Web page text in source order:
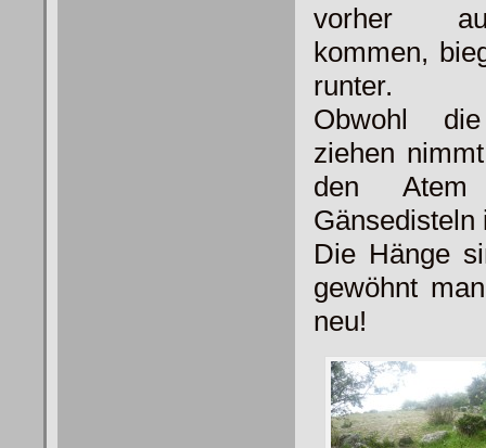
vorher
kommen,
runter.
Obwohl
ziehen
den
Gänsedisteln
Die Hänge
gewöhnt
neu!